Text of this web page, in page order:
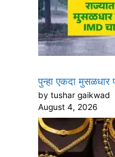
पुन्हा एकदा मुसळधार
by tushar gaikwad
August 4, 2026